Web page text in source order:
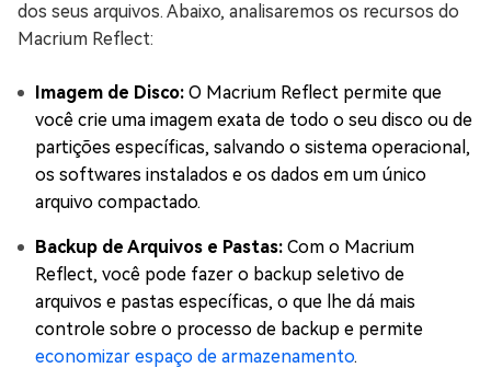
dos seus arquivos. Abaixo, analisaremos os recursos do
Macrium Reflect:
Imagem de Disco: O Macrium Reflect permite que
você crie uma imagem exata de todo o seu disco ou de
partições específicas, salvando o sistema operacional,
os softwares instalados e os dados em um único
arquivo compactado.
Backup de Arquivos e Pastas: Com o Macrium
Reflect, você pode fazer o backup seletivo de
arquivos e pastas específicas, o que lhe dá mais
controle sobre o processo de backup e permite
economizar espaço de armazenamento.